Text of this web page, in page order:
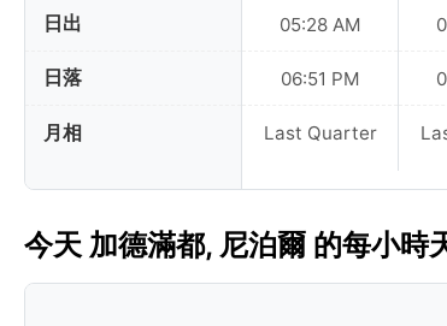
日出
日落
月相
05:28 AM
06:51 PM
Last Quarter
今天 加德滿都, 尼泊爾 的每小時